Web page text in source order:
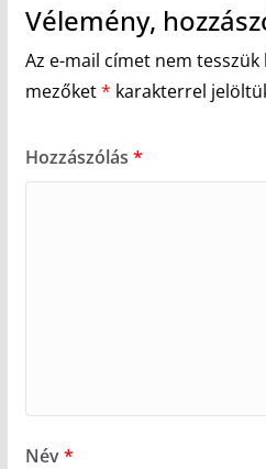
Vélemény,
Az e-mail címet nem tesszük
mezőket* karakterrel
Hozzászólás *
Név*